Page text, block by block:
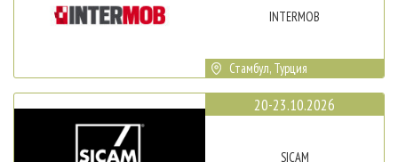
INTERMOB
Стамбул, Турция
20-23.10.2026
SICAM